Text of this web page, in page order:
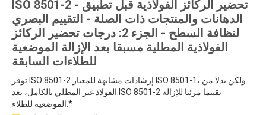
ISO 8501-2 - تحضير الركائز الفولاذية قبل تطبيق
الدهانات والمنتجات ذات الصلة - التقييم البصري
لنظافة السطح - الجزء 2: درجات تحضير الركائز
الفولاذية المطلية مسبقا بعد الإزالة الموضعية
للطلاءات السابقة
توفر ISO 8501-2 إرشادات مشابهة للمعيار ISO 8501-1، ولكن بدلا من
الفولاذ غير المطلي بالكامل، يعد ISO 8501-2 تقييما مرئيا للإزالة
الموضعية للطلاء.*